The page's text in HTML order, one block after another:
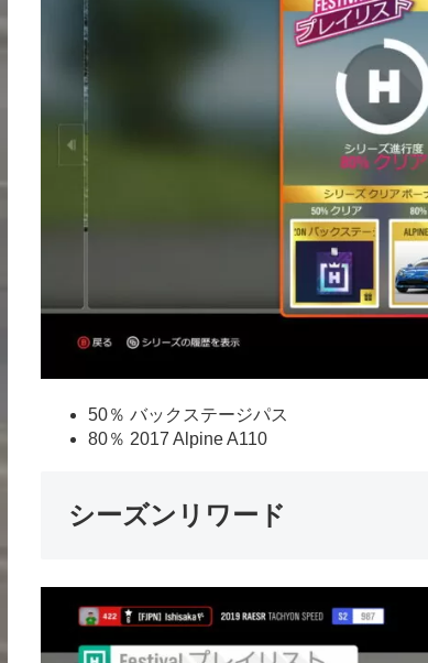
50％ バックステージパス
80％ 2017 Alpine A110
シーズンリワード